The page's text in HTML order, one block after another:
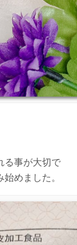
る事が大切で
めました。